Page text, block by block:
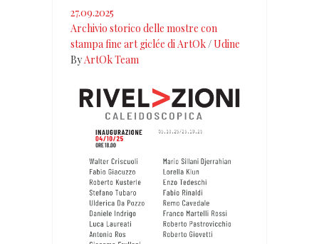
27.09.2025
Archivio storico delle mostre con
stampa fine art giclée di ArtOk/Udine
ByArtOk Team